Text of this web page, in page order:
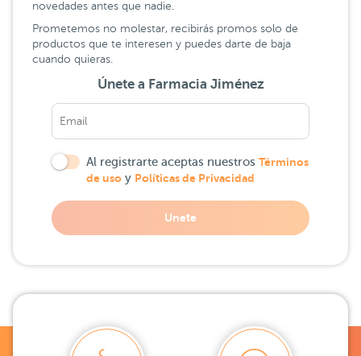
novedades antes que nadie.
Prometemos no molestar, recibirás promos solo de
productos que te interesen y puedes darte de baja
cuando quieras.
Únete a Farmacia Jiménez
Al registrarte aceptas nuestros Términos
de uso y Políticas de Privacidad
Unete